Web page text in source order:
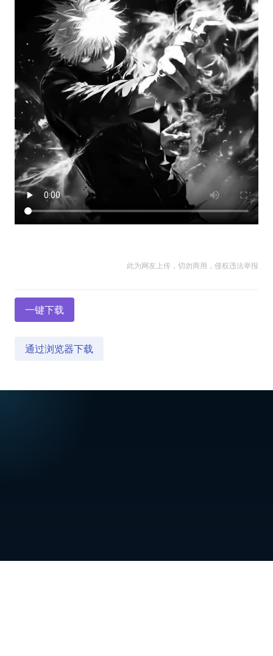
此为网友上传，切勿商用，侵权违法举报
一键下载
通过浏览器下载